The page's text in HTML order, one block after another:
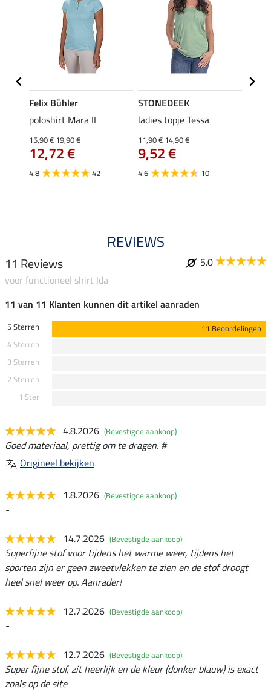
Felix Bühler
poloshirt Mara II
15,90 €19,90 €
12,72 €
4.8 42
STONEDEEK
ladies topje Tessa
11,90 €14,90 €
9,52 €
4.6 10
REVIEWS
11 Reviews
5.0
voor functioneel shirt Ida
11 van 11 Klanten kunnen dit artikel aanraden
5 Sterren
11 Beoordelingen
4 Sterren
3 Sterren
2 Sterren
1 Ster
4.8.2026 (Bevestigde aankoop)
Goed materiaal, prettig om te dragen. #
Origineel bekijken
1.8.2026 (Bevestigde aankoop)
-
14.7.2026 (Bevestigde aankoop)
Superfijne stof voor tijdens het warme weer, tijdens het
sporten zijn er geen zweetvlekken te zien en de stof droogt
heel snel weer op. Aanrader!
12.7.2026 (Bevestigde aankoop)
-
12.7.2026 (Bevestigde aankoop)
Super fijne stof, zit heerlijk en de kleur (donker blauw) is exact
zoals op de site